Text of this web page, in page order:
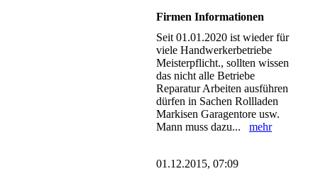
Firmen Informationen
Seit 01.01.2020 ist wieder für
viele Handwerkerbetriebe
Meisterpflicht., sollten wissen
das nicht alle Betriebe
Reparatur Arbeiten ausführen
dürfen in Sachen Rollladen
Markisen Garagentore usw.
Mann muss dazu...mehr
01.12.2015, 07:09